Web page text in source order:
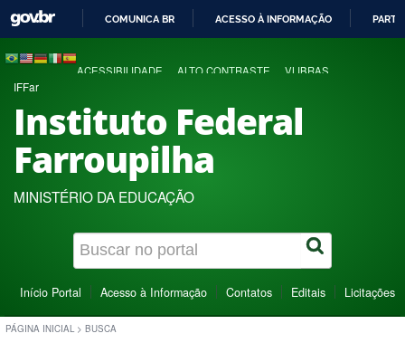
COMUNICA BR ACESSO À INFORMAÇÃO
ACESSIBILIDADE ALTO CONTRASTE VLIBRAS
IFFar
Instituto Federal
Farroupilha
MINISTÉRIO DA EDUCAÇÃO
Início Portal Acesso à Informação Contatos Editais Licitações
PÁGINA INICIAL > BUSCA